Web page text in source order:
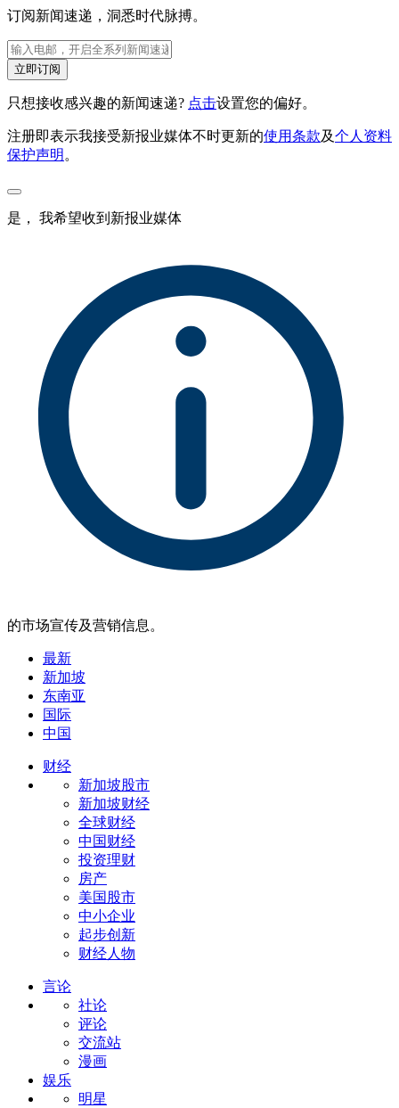
订阅新闻速递，洞悉时代脉搏。
立即订阅
只想接收感兴趣的新闻速递? 点击设置您的偏好。
注册即表示我接受新报业媒体不时更新的使用条款及个人资料
保护声明 。
是， 我希望收到新报业媒体
的市场宣传及营销信息。
最新
新加坡
东南亚
国际
中国
财经
新加坡股市
新加坡财经
全球财经
中国财经
投资理财
房产
美国股市
中小企业
起步创新
财经人物
言论
社论
评论
交流站
漫画
娱乐
明星